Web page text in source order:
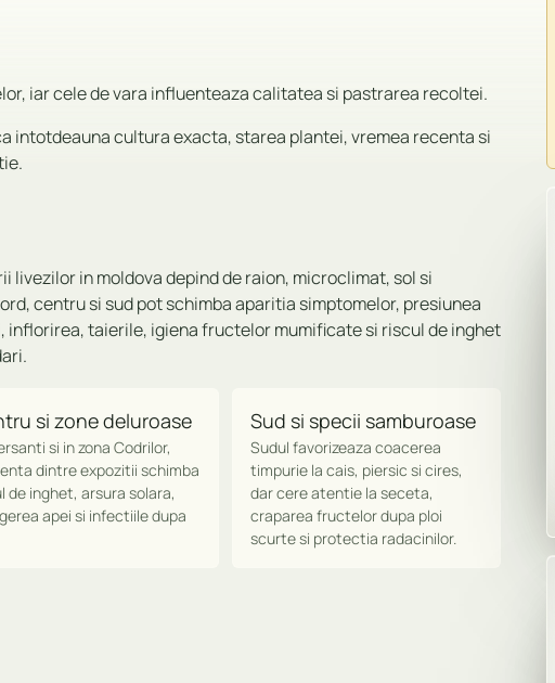
iar cele de vara influenteaza calitatea si pastrarea recoltei.
intotdeauna cultura exacta, starea plantei, vremea recenta si
livezilor in moldova depind de raion, microclimat, sol si
centru si sud pot schimba aparitia simptomelor, presiunea
inflorirea, taierile, igiena fructelor mumificate si riscul de inghet
si zone deluroase
si in zona Codrilor,
dintre expozitii schimba
de inghet, arsura solara,
apei si infectiile dupa
Sud si specii samburoase
Sudul favorizeaza coacerea
timpurie la cais, piersic si cires,
dar cere atentie la seceta,
craparea fructelor dupa ploi
scurte si protectia radacinilor.